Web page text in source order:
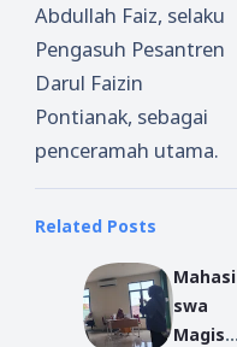
Abdullah Faiz, selaku
Pengasuh Pesantren
Darul Faizin
Pontianak, sebagai
penceramah utama.
Related Posts
Mahasi
swa
Magist